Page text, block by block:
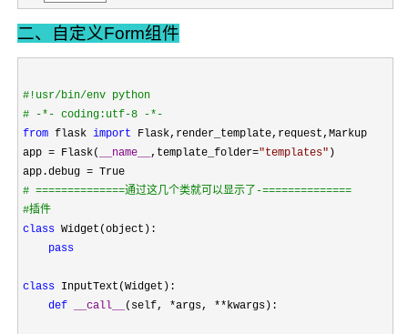
二、自定义Form组件
# !usr/bin/env python
# -*- coding:utf-8 -*-
from flask import Flask,render_template,request,Markup
app = Flask( __name__ ,template_folder="templates" )
app.debug =
# ==============通过这几个类就可以显示了-==============
#插件
class Widget(object):
pass
class InputText(Widget):
def
__call__ (self, *args, **kwargs):